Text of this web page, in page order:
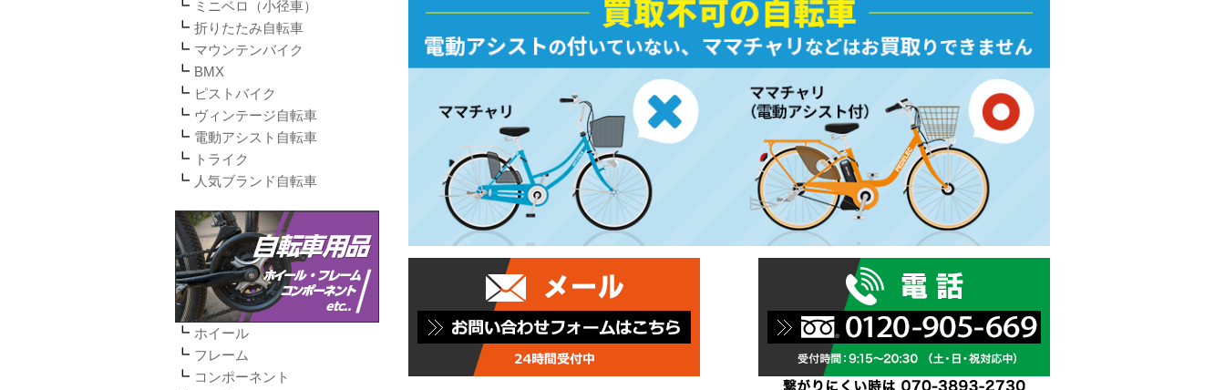
ミニベロ（小径車）
折りたたみ自転車
マウンテンバイク
BMX
ピストバイク
ヴィンテージ自転車
電動アシスト自転車
トライク
人気ブランド自転車
ホイール
フレーム
コンポーネント